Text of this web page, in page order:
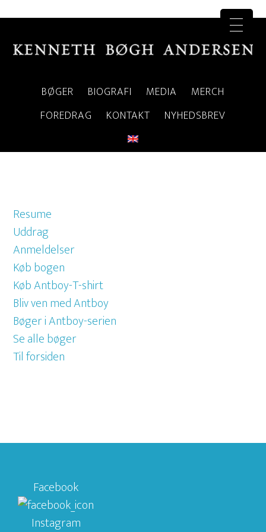
BØGER BIOGRAFI MEDIA
MERCH
FOREDRAG
KONTAKT NYHEDSBREV
Resume
Uddrag
Anmeldelser
Køb bogen
Køb Antboy-T-shirt
Bliv ven med Antboy
Bøger i Antboy-serien
Se alle bøger
Til forsiden
Facebook
Instagram